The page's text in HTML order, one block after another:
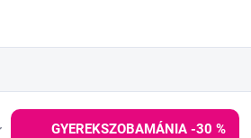
GYEREKSZOBAMÁNIA -30 %